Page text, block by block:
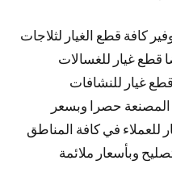
كافة قطع الغيار لثلاجات
قطع غيار للغسالات
قطع غيار للنشافات
حصرا وبسعر
للعملاء في كافة المناطق
وبأسعار ملائمة